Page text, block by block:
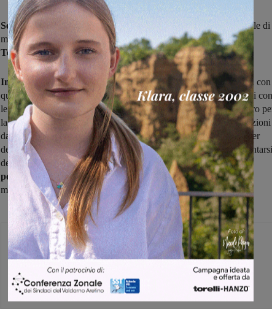
Seconda giornata oggi per l'edizione 2018
del “Torneo nazionale di
minibasket-memorial Calviani”, in corso di svolgimento da ieri a
Terranuova.
In mattinata sono in programma le partite della seconda fase,
quarti di finale che vedranno la prime dei quattro gironi incrociarsi con
le seconde (in campo anche le terze, che si affronteranno fra di loro
la composizione della griglia delle partite che decideranno le posizioni
dalla nona alla dodicesima), quindinel pomeriggo le semfinali
per
decretare chi lotterà per il primo posto e chi invece dovrà accontentarsi
della partita che mette in palio la terza posizione.Le finali nel
pomeriggio di domani,con alle 15,30 al palasport la partita che
metterà in palio la vittoria del torneo.
Michele Bossini